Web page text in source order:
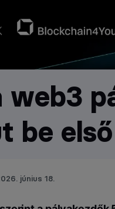
web3
be
június 18.